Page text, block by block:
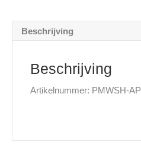
Beschrijving
Beschrijving
Artikelnummer: PMWSH-AP